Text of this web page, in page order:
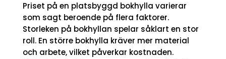
Priset på en platsbyggd bokhylla varierar
som sagt beroende på flera faktorer.
Storleken på bokhyllan spelar såklart en stor
roll. En större bokhylla kräver mer material
och arbete, vilket påverkar kostnaden.